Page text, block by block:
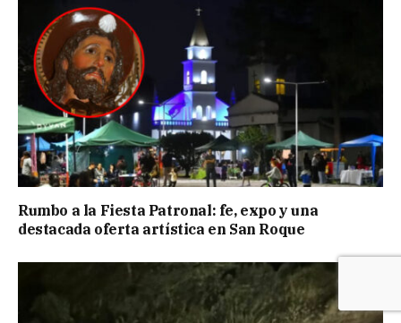
Rumbo a la Fiesta Patronal: fe, expo y una
destacada oferta artística en San Roque